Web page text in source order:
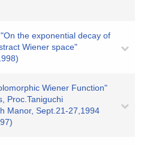
the exponential decay of
Wiener space"
Wiener Function"
Proc.Taniguchi
Manor, Sept.21-27,1994